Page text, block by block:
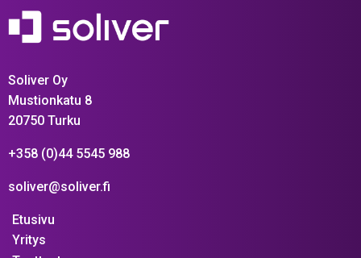
Soliver Oy
Mustionkatu 8
20750 Turku
+358 (0)44 5545 988
soliver@soliver.fi
Etusivu
Yritys